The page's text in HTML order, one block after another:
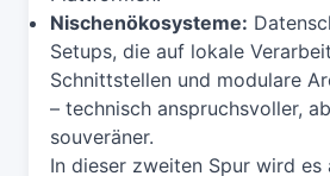
Nischenökosysteme:
Setups, die auf lokale
Schnittstellen und modulare
– technisch anspruchsvoller,
souveräner.
In dieser zweiten Spur wird es